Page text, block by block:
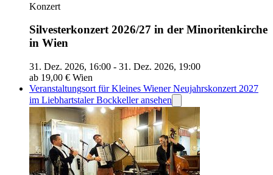
Konzert
Silvesterkonzert 2026/27 in der Minoritenkirche
in Wien
31. Dez. 2026, 16:00 - 31. Dez. 2026, 19:00
ab 19,00 € Wien
Veranstaltungsort für Kleines Wiener Neujahrskonzert 2027
im Liebhartstaler Bockkeller ansehen